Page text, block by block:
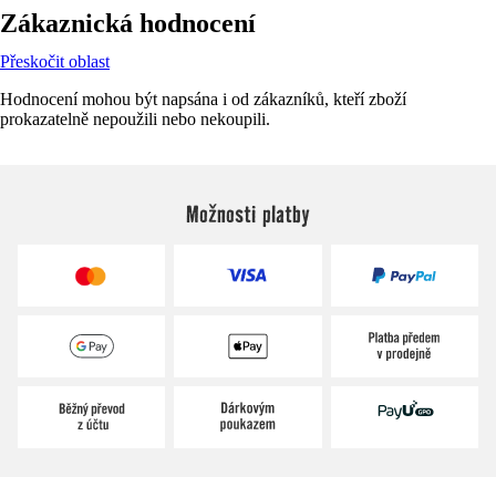
Zákaznická hodnocení
Přeskočit oblast
Hodnocení mohou být napsána i od zákazníků, kteří zboží
prokazatelně nepoužili nebo nekoupili.
Možnosti platby